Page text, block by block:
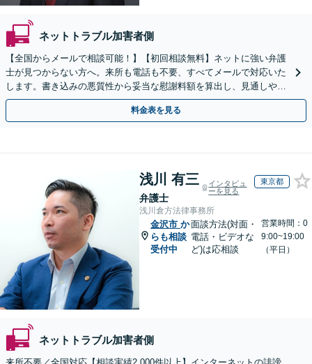
ネットトラブル加害者側
【全国からメールで相談可能！】【初回相談無料】ネットに強い弁護
士が見つからない方へ。来所も電話も不要、すべてメールで対応いた
します。書き込みの悪質性から妥当な慰謝料額を算出し、見通しや費
用面のリスクも包み隠さずお伝えしサポートします。
料金表を見る
浅川 有三
弁護士
インタビュ
ーを見る
東京都
浅川倉方法律事務所
金沢市 か
らも相談
受付中
面談方法(対面・
電話・ビデオな
ど)は応相談
営業時間：0
9:00~19:00
（平日）
ネットトラブル加害者側